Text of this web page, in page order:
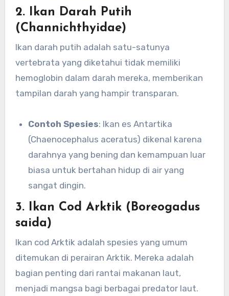
2. Ikan Darah Putih
(Channichthyidae)
Ikan darah putih adalah satu-satunya
vertebrata yang diketahui tidak memiliki
hemoglobin dalam darah mereka, memberikan
tampilan darah yang hampir transparan.
Contoh Spesies: Ikan es Antartika
(Chaenocephalus aceratus) dikenal karena
darahnya yang bening dan kemampuan luar
biasa untuk bertahan hidup di air yang
sangat dingin.
3. Ikan Cod Arktik (Boreogadus
saida)
Ikan cod Arktik adalah spesies yang umum
ditemukan di perairan Arktik. Mereka adalah
bagian penting dari rantai makanan laut,
menjadi mangsa bagi berbagai predator laut.